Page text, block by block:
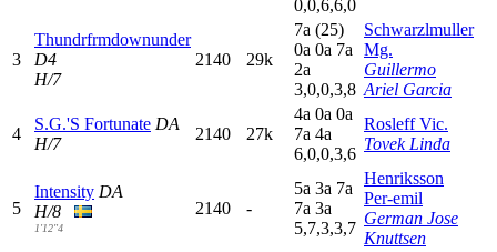
0,0,6,6,0
3
Thundrfrmdownunder
D4
H/7
2140 29k
7a (25)
0a 0a 7a
2a
3,0,0,3,8
Schwarzlmuller
Mg.
Guillermo
Ariel Garcia
4
S.G.'S Fortunate DA
H/7
2140 27k
4a 0a 0a
7a 4a
6,0,0,3,6
Rosleff Vic.
Tovek Linda
5
Intensity DA
H/8
1'12"4
2140 -
5a 3a 7a
7a 3a
5,7,3,3,7
Henriksson
Per-emil
German Jose
Knuttsen